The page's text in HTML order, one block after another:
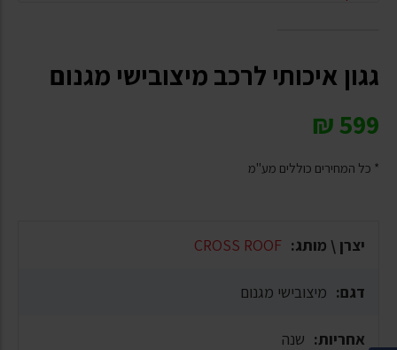
גגון איכותי לרכב מיצובישי מגנום
599
₪
* כל המחירים כוללים מע"מ
יצרן \ מותג: CROSS ROOF
דגם: מיצובישי מגנום
אחריות: שנה